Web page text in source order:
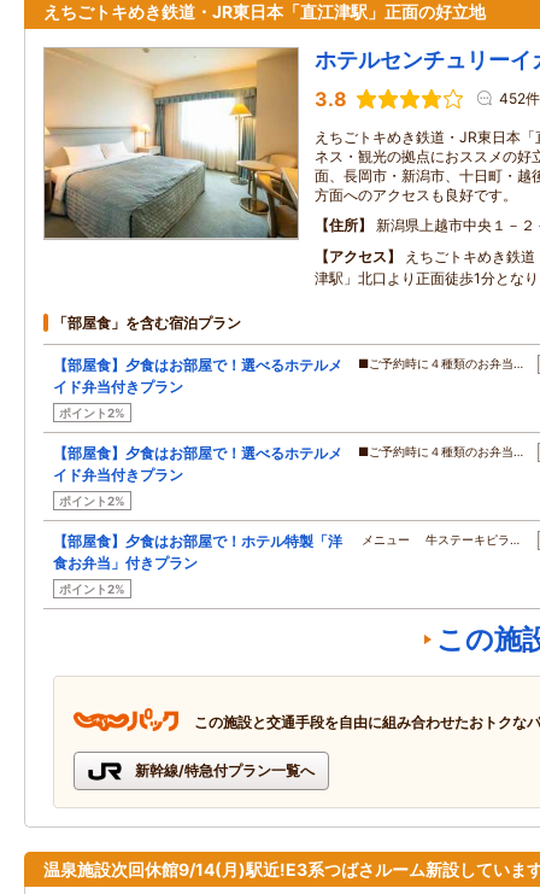
えちごトキめき鉄道・JR東日本「直江津駅」正面の好立地
ホテルセンチュリーイ
3.8 452件
えちごトキめき鉄道・JR東日本
ネス・観光の拠点におススメの好
面、長岡市・新潟市、十日町・越
方面へのアクセスも良好です。
住所
新潟県上越市中央１－２
アクセス
えちごトキめき鉄
津駅」北口より正面徒歩1分とな
「部屋食」を含む宿泊プラン
【部屋食】夕食はお部屋で！選べるホテルメ
イド弁当付きプラン
ポイント2%
■ご予約時に４種類のお弁当…
【部屋食】夕食はお部屋で！選べるホテルメ
イド弁当付きプラン
ポイント2%
■ご予約時に４種類のお弁当…
【部屋食】夕食はお部屋で！ホテル特製「洋
食お弁当」付きプラン
ポイント2%
メニュー 牛ステーキピラ…
この施
この施設と交通手段を自由に組み合わせたおトクな
新幹線/特急付プラン一覧へ
温泉施設次回休館9/14(月)駅近!E3系つばさルーム新設していま